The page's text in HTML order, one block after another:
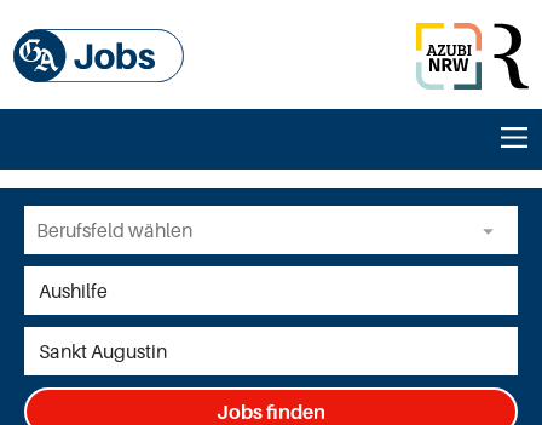
Jobs finden